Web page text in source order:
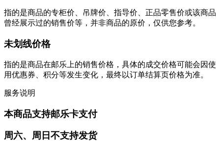
指的是商品的专柜价、吊牌价、指导价、正品零售价或该商品
曾经展示过的销售价等，并非商品的原价，仅供您参考。
未划线价格
指的是商品在邮乐上的销售价格，具体的成交价格可能会因使
用优惠券、积分等发生变化，最终以订单结算页价格为准。
服务说明
本商品支持邮乐卡支付
周六、周日不支持发货